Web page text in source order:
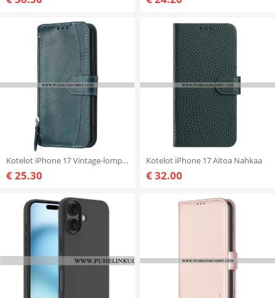
Kotelot iPhone 17 Vintage-lompakko
€ 25.30
Kotelot iPhone 17 Aitoa Nahkaa
€ 32.00